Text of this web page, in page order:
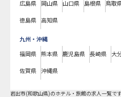
広島県 岡山県 山口県 島根県 鳥取
徳島県 高知県
九州・沖縄
福岡県 熊本県 鹿児島県 長崎県 大
佐賀県 沖縄県
岩出市(和歌山県)のホテル・旅館の求人一覧で